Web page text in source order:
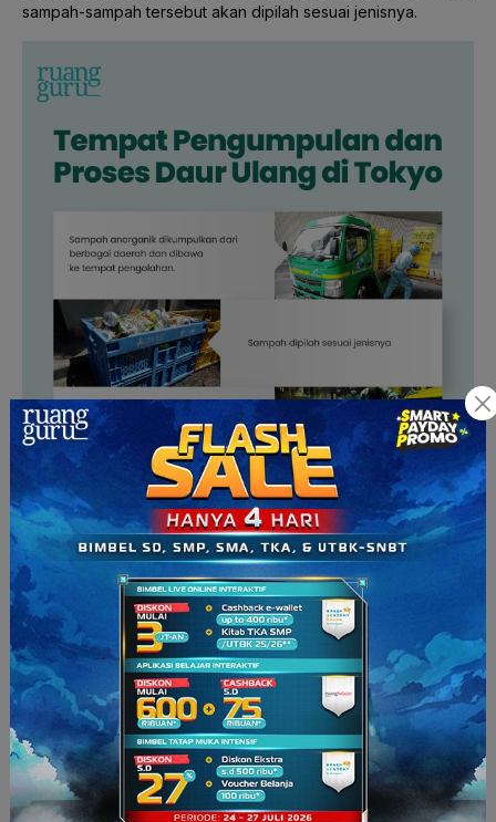
sampah-sampah tersebut akan dipilah sesuai jenisnya.
Setelah dipilah, sampah kaca akan dihancurkan
menggunakan mesin, sementara sampah plastik akan